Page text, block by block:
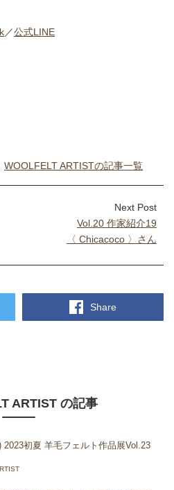
／公式LINE
WOOLFELT ARTISTの記事一覧
Next Post
Vol.20 作家紹介19
〈 Chicacoco 〉さん
Share
ARTIST の記事
2023初夏 羊毛フェルト作品展Vol.23